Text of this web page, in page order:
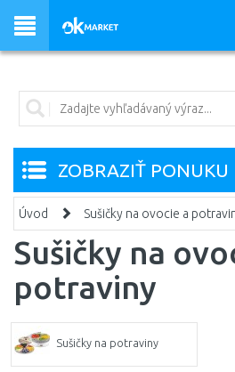
ZOBRAZIŤ PONUKU
Úvod Sušičky na ovocie a
Sušičky na
potraviny
Sušičky na potraviny